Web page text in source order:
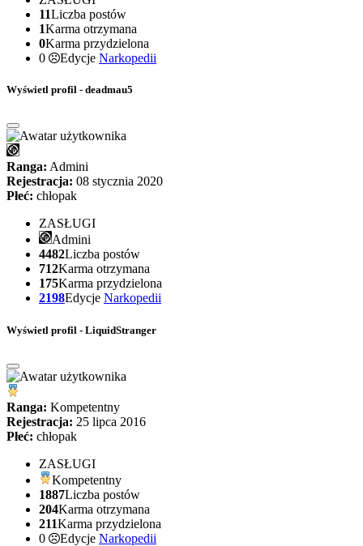
11Liczba postów
1Karma otrzymana
0Karma przydzielona
0
Edycje Narkopedii
Wyświetl profil - deadmau5
Ranga: Admini
Rejestracja: 08 stycznia 2020
Płeć: chłopak
ZASŁUGI
Admini
4482Liczba postów
712Karma otrzymana
175Karma przydzielona
2198Edycje Narkopedii
Wyświetl profil - LiquidStranger
Ranga: Kompetentny
Rejestracja: 25 lipca 2016
Płeć: chłopak
ZASŁUGI
Kompetentny
1887Liczba postów
204Karma otrzymana
211Karma przydzielona
0
Edycje Narkopedii